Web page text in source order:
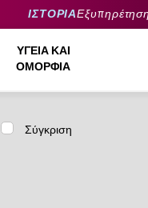
ΙΣΤΟΡΙΑ
ΥΓΕΊΑ ΚΑΙ
ΟΜΟΡΦΙΆ
Σύγκριση